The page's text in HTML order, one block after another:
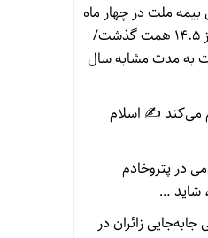
ملت در چهار ماه
نخست امسال از ۱۴.۵ همت گذشت/
به مدت مشابه سال
می‌کند ✍️ اسلام
در پتروخادم
شاید …
زائران در